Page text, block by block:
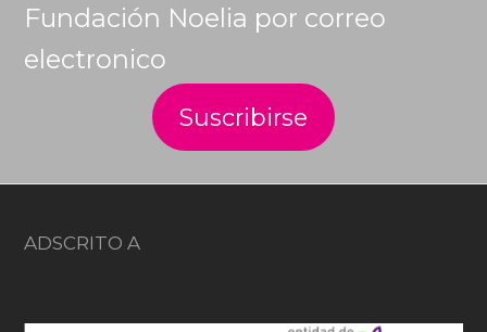
Fundación Noelia por correo
electronico
ADSCRITO A